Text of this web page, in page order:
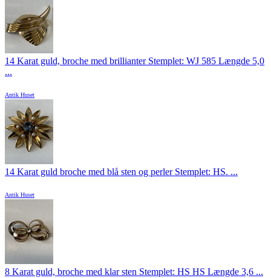
14 Karat guld, broche med brillianter Stemplet: WJ 585 Længde 5,0
...
Antik Huset
14 Karat guld broche med blå sten og perler Stemplet: HS. ...
Antik Huset
8 Karat guld, broche med klar sten Stemplet: HS HS Længde 3,6 ...